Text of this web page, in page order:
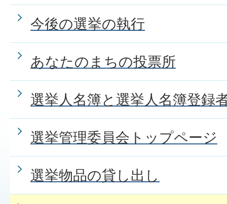
今後の選挙の執行
あなたのまちの投票所
選挙人名簿と選挙人名簿登録
選挙管理委員会トップページ
選挙物品の貸し出し